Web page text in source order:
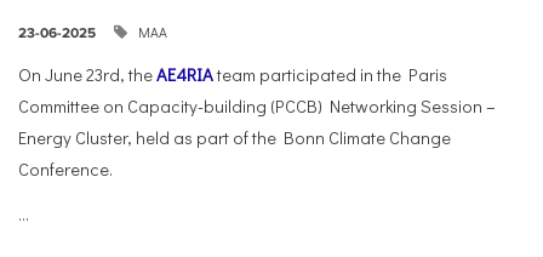
23-06-2025 ΜΑΑ
On June 23rd, theAE4RIAteam participated in the Paris
Committee on Capacity-building (PCCB) Networking Session –
Energy Cluster, held as part of the Bonn Climate Change
Conference.
...